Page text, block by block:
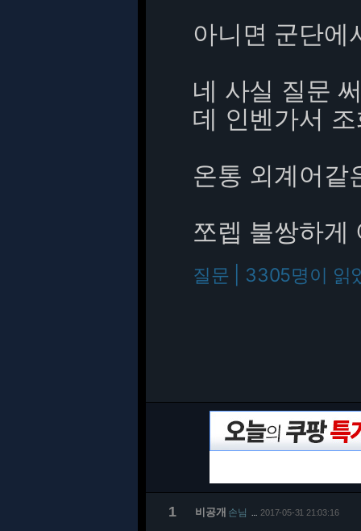
아니면 군단에
네 사실 질문
데 인벤가서
온통 외계어같
쪼렙 불쌍하게
질문 | 3305명이 읽
1 비공개 손님 2017-05-31 21:03:16